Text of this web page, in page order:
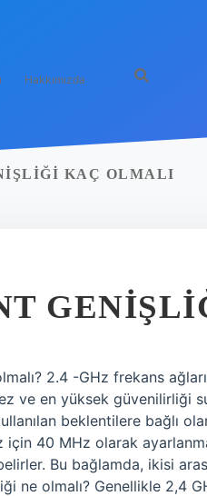
Hakkımızda
KAÇ OLMALI
2.4 -GHz frekans
ve en yüksek güvenilirliği
beklentilere bağlı
için 40 MHz olarak
Bu bağlamda, ikisi
ne olmalı? Genellikle 2,4